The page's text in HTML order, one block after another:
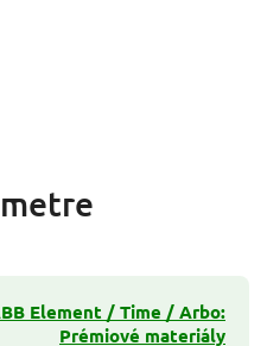
Element / Time / Arbo:
Prémiové materiály